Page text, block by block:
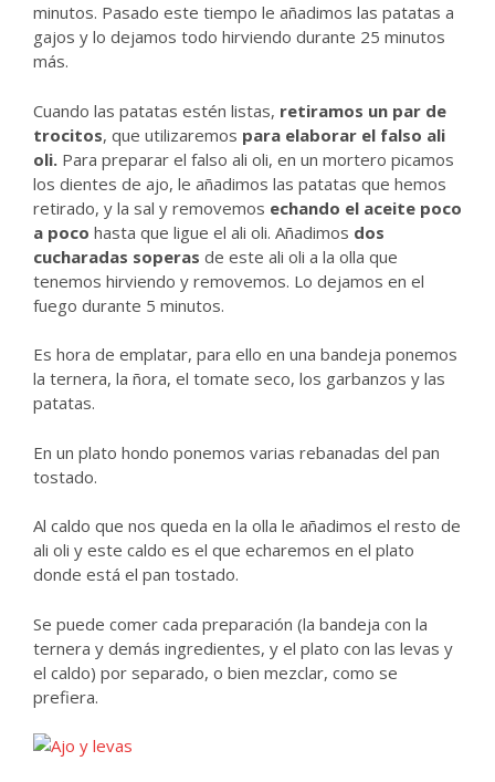
minutos. Pasado este tiempo le añadimos las patatas a
gajos y lo dejamos todo hirviendo durante 25 minutos
más.
Cuando las patatas estén listas, retiramos un par de
trocitos, que utilizaremos para elaborar el falso ali
oli. Para preparar el falso ali oli, en un mortero picamos
los dientes de ajo, le añadimos las patatas que hemos
retirado, y la sal y removemos echando el aceite poco
a poco hasta que ligue el ali oli. Añadimos dos
cucharadas soperas de este ali oli a la olla que
tenemos hirviendo y removemos. Lo dejamos en el
fuego durante 5 minutos.
Es hora de emplatar, para ello en una bandeja ponemos
la ternera, la ñora, el tomate seco, los garbanzos y las
patatas.
En un plato hondo ponemos varias rebanadas del pan
tostado.
Al caldo que nos queda en la olla le añadimos el resto de
ali oli y este caldo es el que echaremos en el plato
donde está el pan tostado.
Se puede comer cada preparación (la bandeja con la
ternera y demás ingredientes, y el plato con las levas y
el caldo) por separado, o bien mezclar, como se
prefiera.